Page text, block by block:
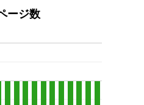
ージ数